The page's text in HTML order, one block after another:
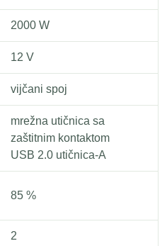
2000 W
12 V
vijčani spoj
mrežna utičnica sa
zaštitnim kontaktom
USB 2.0 utičnica-A
85 %
2